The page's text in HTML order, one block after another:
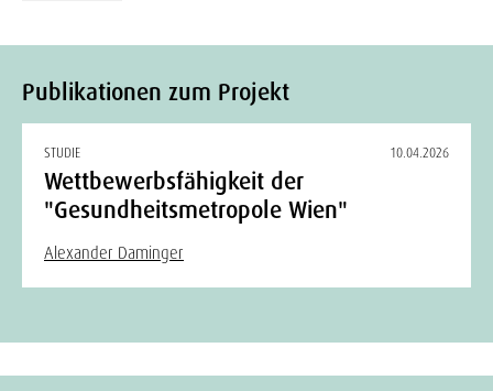
Publikationen zum Projekt
STUDIE 10.04.2026
Wettbewerbsfähigkeit der
"Gesundheitsmetropole Wien"
Alexander Daminger